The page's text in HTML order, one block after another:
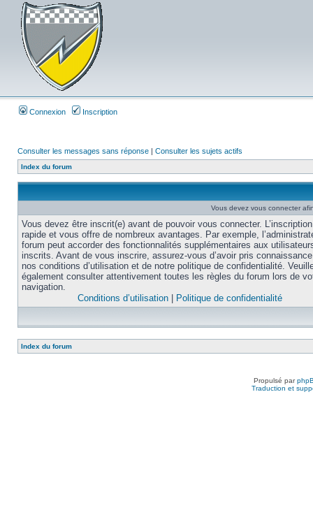
Connexion Inscription
Consulter les messages sans réponse | Consulter les sujets actifs
Index du forum
Vous devez vous connecter
Vous devez être inscrit(e) avant de pouvoir vous connecter.
rapide et vous offre de nombreux avantages. Par exemple,
forum peut accorder des fonctionnalités supplémentaires aux
inscrits. Avant de vous inscrire, assurez-vous d’avoir pris
nos conditions d’utilisation et de notre politique de confidentialité.
également consulter attentivement toutes les règles du forum lors de
navigation.
Conditions d’utilisation
Politique de confidentialité
Index du forum
Propulsé par
Traduction et